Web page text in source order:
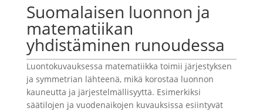
Suomalaisen luonnon ja
matematiikan
yhdistäminen runoudessa
Luontokuvauksessa matematiikka toimii järjestyksen
ja symmetrian lähteenä, mikä korostaa luonnon
kauneutta ja järjestelmällisyyttä. Esimerkiksi
säätilojen ja vuodenaikojen kuvauksissa esiintyvät